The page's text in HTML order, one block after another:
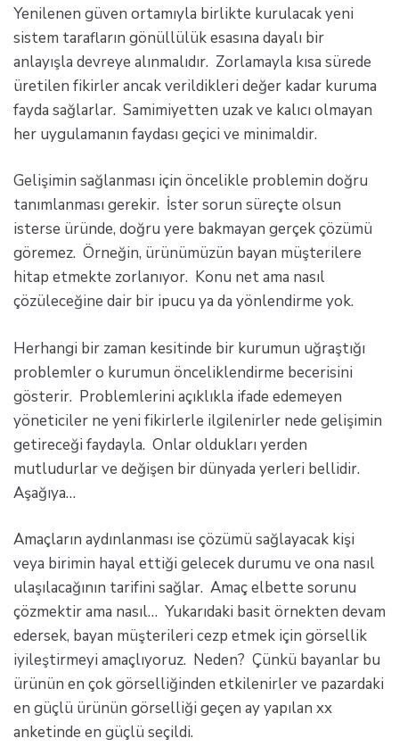
Yenilenen güven ortamıyla birlikte kurulacak yeni
sistem tarafların gönüllülük esasına dayalı bir
anlayışla devreye alınmalıdır. Zorlamayla kısa sürede
üretilen fikirler ancak verildikleri değer kadar kuruma
fayda sağlarlar. Samimiyetten uzak ve kalıcı olmayan
her uygulamanın faydası geçici ve minimaldir.
Gelişimin sağlanması için öncelikle problemin doğru
tanımlanması gerekir. İster sorun süreçte olsun
isterse üründe, doğru yere bakmayan gerçek çözümü
göremez. Örneğin, ürünümüzün bayan müşterilere
hitap etmekte zorlanıyor. Konu net ama nasıl
çözüleceğine dair bir ipucu ya da yönlendirme yok.
Herhangi bir zaman kesitinde bir kurumun uğraştığı
problemler o kurumun önceliklendirme becerisini
gösterir. Problemlerini açıklıkla ifade edemeyen
yöneticiler ne yeni fikirlerle ilgilenirler nede gelişimin
getireceği faydayla. Onlar oldukları yerden
mutludurlar ve değişen bir dünyada yerleri bellidir.
Aşağıya…
Amaçların aydınlanması ise çözümü sağlayacak kişi
veya birimin hayal ettiği gelecek durumu ve ona nasıl
ulaşılacağının tarifini sağlar. Amaç elbette sorunu
çözmektir ama nasıl… Yukarıdaki basit örnekten devam
edersek, bayan müşterileri cezp etmek için görsellik
iyileştirmeyi amaçlıyoruz. Neden? Çünkü bayanlar bu
ürünün en çok görselliğinden etkilenirler ve pazardaki
en güçlü ürünün görselliği geçen ay yapılan xx
anketinde en güçlü seçildi.